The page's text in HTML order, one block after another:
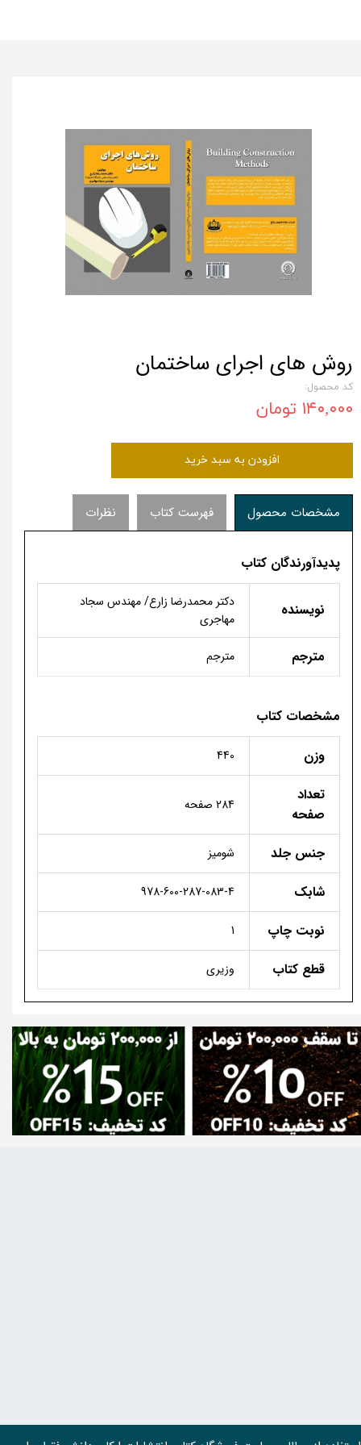
روش های اجرای ساختمان
کد محصول:
۱۴۰,۰۰۰ تومان
افزودن به سبد خرید
مشخصات محصول فهرست کتاب نظرات
پدیدآورندگان کتاب
نویسنده
دکتر محمدرضا زارع/ مهندس سجاد
مهاجری
مترجم مترجم
مشخصات کتاب
وزن
440
تعداد
صفحه
284 صفحه
جنس جلد شومیز
شابک 978-600-287-083-4
نوبت چاپ 1
قطع کتاب وزیری